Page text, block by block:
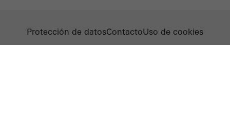
Protección de datosContactoUso de cookies